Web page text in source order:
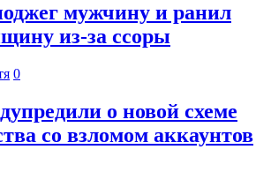
мужчину и ранил
из-за ссоры
0
о новой схеме
со взломом аккаунтов